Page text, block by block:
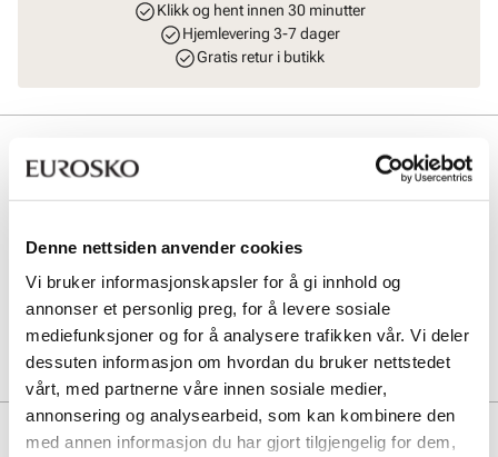
Denne nettsiden anvender cookies
Vi bruker informasjonskapsler for å gi innhold og
annonser et personlig preg, for å levere sosiale
mediefunksjoner og for å analysere trafikken vår. Vi deler
dessuten informasjon om hvordan du bruker nettstedet
vårt, med partnerne våre innen sosiale medier,
annonsering og analysearbeid, som kan kombinere den
med annen informasjon du har gjort tilgjengelig for dem,
Klikk og hent innen 30 minutter
Hjemlevering 3-7 dager
Gratis retur i butikk
deg som ønsker et allsidig tilbehør som enkelt kan tilpasses både
hverdags- og penantrekk. Størrelsen på belte er 94 cm.
Art. nr93543406
Lev. art. nr8980
Produktdetaljer